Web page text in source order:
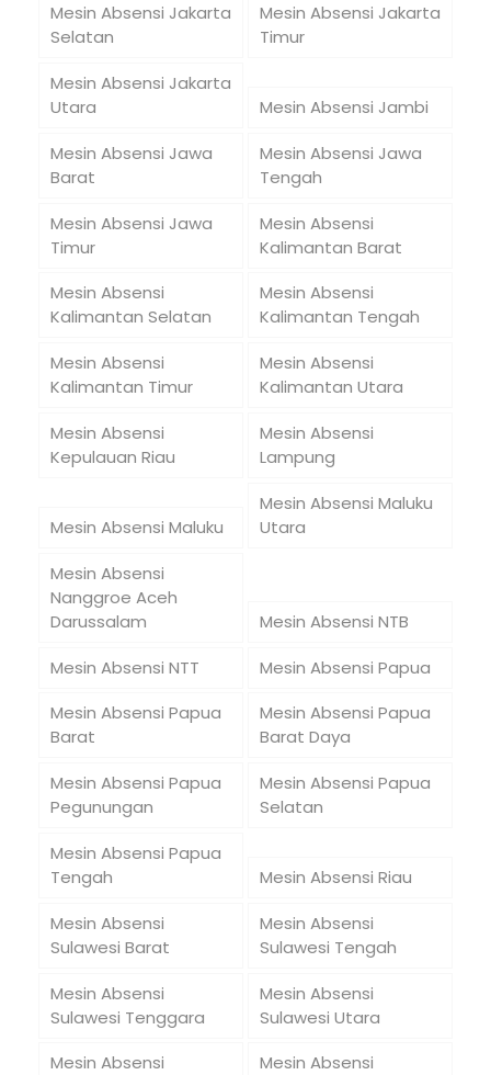
Mesin Absensi Jakarta
Selatan
Mesin Absensi Jakarta
Timur
Mesin Absensi Jakarta
Utara
Mesin Absensi Jambi
Mesin Absensi Jawa
Barat
Mesin Absensi Jawa
Tengah
Mesin Absensi Jawa
Timur
Mesin Absensi
Kalimantan Barat
Mesin Absensi
Kalimantan Selatan
Mesin Absensi
Kalimantan Tengah
Mesin Absensi
Kalimantan Timur
Mesin Absensi
Kalimantan Utara
Mesin Absensi
Kepulauan Riau
Mesin Absensi
Lampung
Mesin Absensi Maluku
Mesin Absensi Maluku
Utara
Mesin Absensi
Nanggroe Aceh
Darussalam
Mesin Absensi NTB
Mesin Absensi NTT
Mesin Absensi Papua
Mesin Absensi Papua
Barat
Mesin Absensi Papua
Barat Daya
Mesin Absensi Papua
Pegunungan
Mesin Absensi Papua
Selatan
Mesin Absensi Papua
Tengah
Mesin Absensi Riau
Mesin Absensi
Sulawesi Barat
Mesin Absensi
Sulawesi Tengah
Mesin Absensi
Sulawesi Tenggara
Mesin Absensi
Sulawesi Utara
Mesin Absensi
Mesin Absensi